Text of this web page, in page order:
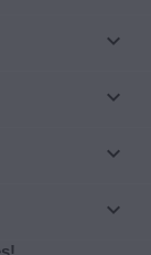



